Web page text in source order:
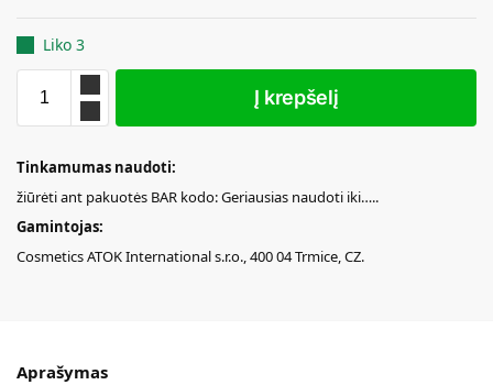
Liko 3
Į krepšelį
Tinkamumas naudoti:
žiūrėti ant pakuotės BAR kodo: Geriausias naudoti iki…..
Gamintojas:
Cosmetics ATOK International s.r.o., 400 04 Trmice, CZ.
Aprašymas